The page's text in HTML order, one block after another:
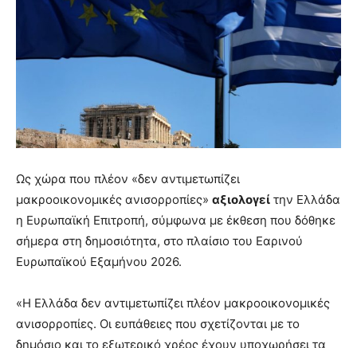
Ως χώρα που πλέον «δεν αντιμετωπίζει
μακροοικονομικές ανισορροπίες» αξιολογεί την Ελλάδα
η Ευρωπαϊκή Επιτροπή, σύμφωνα με έκθεση που δόθηκε
σήμερα στη δημοσιότητα, στο πλαίσιο του Εαρινού
Ευρωπαϊκού Εξαμήνου 2026.
«Η Ελλάδα δεν αντιμετωπίζει πλέον μακροοικονομικές
ανισορροπίες. Οι ευπάθειες που σχετίζονται με το
δημόσιο και το εξωτερικό χρέος έχουν υποχωρήσει τα